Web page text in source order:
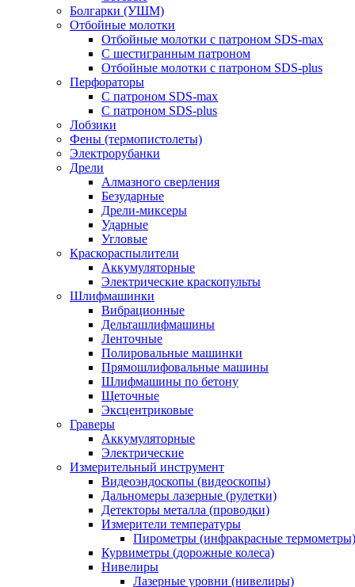
Болгарки (УШМ)
Отбойные молотки
Отбойные молотки с патроном SDS-max
С шестигранным патроном
Отбойные молотки с патроном SDS-plus
Перфораторы
С патроном SDS-max
С патроном SDS-plus
Лобзики
Фены (термопистолеты)
Электрорубанки
Дрели
Алмазного сверления
Безударные
Дрели-миксеры
Ударные
Угловые
Краскораспылители
Аккумуляторные
Электрические краскопульты
Шлифмашинки
Вибрационные
Дельташлифмашины
Ленточные
Полировальные машинки
Прямошлифовальные машины
Шлифмашины по бетону
Щеточные
Эксцентриковые
Граверы
Аккумуляторные
Электрические
Измерительный инструмент
Видеоэндоскопы (видеоскопы)
Дальномеры лазерные (рулетки)
Детекторы металла (проводки)
Измерители температуры
Пирометры (инфракрасные термометры)
Курвиметры (дорожные колеса)
Нивелиры
Лазерные уровни (нивелиры)